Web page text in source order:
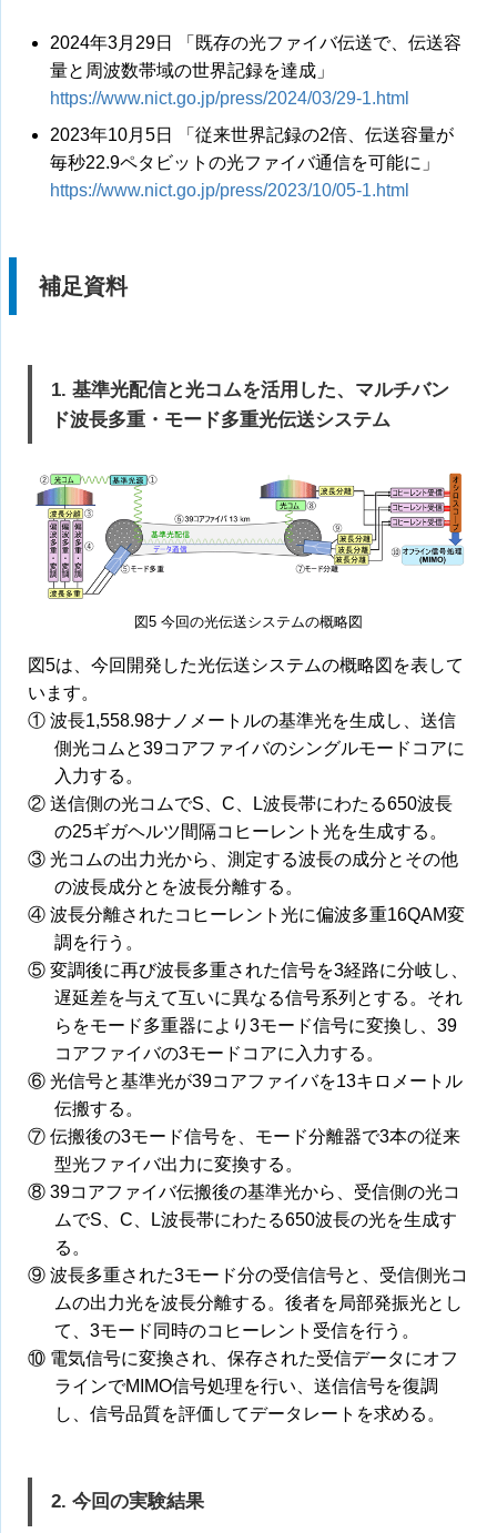
2024年3月29日 「既存の光ファイバ伝送で、伝送容
量と周波数帯域の世界記録を達成」
https://www.nict.go.jp/press/2024/03/29-1.html
2023年10月5日 「従来世界記録の2倍、伝送容量が
毎秒22.9ペタビットの光ファイバ通信を可能に」
https://www.nict.go.jp/press/2023/10/05-1.html
補足資料
1. 基準光配信と光コムを活用した、マルチバン
ド波長多重・モード多重光伝送システム
図5 今回の光伝送システムの概略図
図5は、今回開発した光伝送システムの概略図を表して
います。
① 波長1,558.98ナノメートルの基準光を生成し、送信
側光コムと39コアファイバのシングルモードコアに
入力する。
② 送信側の光コムでS、C、L波長帯にわたる650波長
の25ギガヘルツ間隔コヒーレント光を生成する。
③ 光コムの出力光から、測定する波長の成分とその他
の波長成分とを波長分離する。
④ 波長分離されたコヒーレント光に偏波多重16QAM変
調を行う。
⑤ 変調後に再び波長多重された信号を3経路に分岐し、
遅延差を与えて互いに異なる信号系列とする。それ
らをモード多重器により3モード信号に変換し、39
コアファイバの3モードコアに入力する。
⑥ 光信号と基準光が39コアファイバを13キロメートル
伝搬する。
⑦ 伝搬後の3モード信号を、モード分離器で3本の従来
型光ファイバ出力に変換する。
⑧ 39コアファイバ伝搬後の基準光から、受信側の光コ
ムでS、C、L波長帯にわたる650波長の光を生成す
る。
⑨ 波長多重された3モード分の受信信号と、受信側光コ
ムの出力光を波長分離する。後者を局部発振光とし
て、3モード同時のコヒーレント受信を行う。
⑩ 電気信号に変換され、保存された受信データにオフ
ラインでMIMO信号処理を行い、送信信号を復調
し、信号品質を評価してデータレートを求める。
2. 今回の実験結果